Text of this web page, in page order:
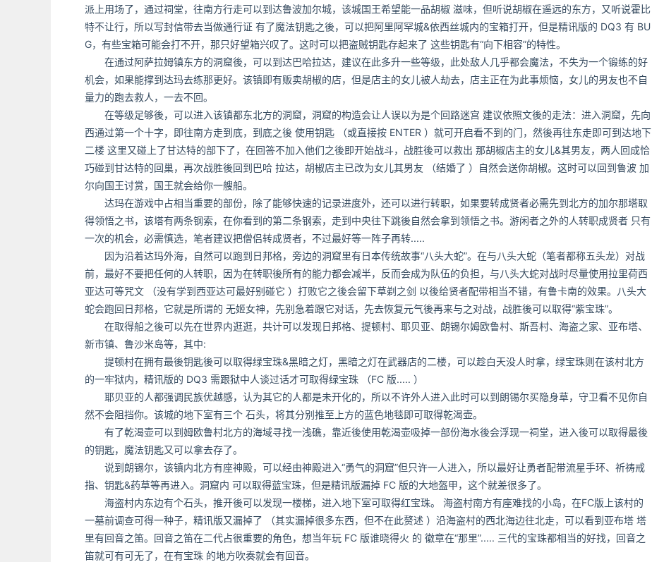
派上用场了，通过祠堂，往南方行走可以到达鲁波加尔城，该城国王希望能一品胡椒 滋味，但听说胡椒在遥远的东方，又听说霍比
特不让行，所以写封信带去当做通行证 有了魔法钥匙之後，可以把阿里阿罕城&依西丝城内的宝箱打开，但是精讯版的 DQ3 有 BU
G，有些宝箱可能会打不开，那只好望箱兴叹了。这时可以把盗贼钥匙存起来了 这些钥匙有“向下相容”的特性。
在通过阿萨拉姆镇东方的洞窟後，可以到达巴哈拉达，建议在此多升一些等级，此处敌人几乎都会魔法，不失为一个锻练的好
机会，如果能撑到达玛去练那更好。该镇即有贩卖胡椒的店，但是店主的女儿被人劫去，店主正在为此事烦恼，女儿的男友也不自
量力的跑去救人，一去不回。
在等级足够後，可以进入该镇都东北方的洞窟，洞窟的构造会让人误以为是个回路迷宫 建议依照文後的走法：进入洞窟，先向
西通过第一个十字，即往南方走到底，到底之後 使用钥匙 （或直接按 ENTER ）就可开启看不到的门，然後再往东走即可到达地下
二楼 这里又碰上了甘达特的部下了，在回答不加入他们之後即开始战斗，战胜後可以救出 那胡椒店主的女儿&其男友，两人回成恰
巧碰到甘达特的回巢，再次战胜後回到巴哈 拉达，胡椒店主已改为女儿其男友 （结婚了 ）自然会送你胡椒。这时可以回到鲁波 加
尔向国王讨赏，国王就会给你一艘船。
达玛在游戏中占相当重要的部份，除了能够快速的记录进度外，还可以进行转职，如果要转成贤者必需先到北方的加尔那塔取
得领悟之书，该塔有两条钢索，在你看到的第二条钢索，走到中央往下跳後自然会拿到领悟之书。游闲者之外的人转职成贤者 只有
一次的机会，必需慎选，笔者建议把僧侣转成贤者，不过最好等一阵子再转.....
因为沿着达玛外海，自然可以跑到日邦格，旁边的洞窟里有日本传统故事“八头大蛇”。在与八头大蛇（笔者都称五头龙）对战
前，最好不要把任何的人转职，因为在转职後所有的能力都会减半，反而会成为队伍的负担，与八头大蛇对战时尽量使用拉里荷西
亚达可等咒文 （没有学到西亚达可最好别碰它 ）打败它之後会留下草剃之剑 以後给贤者配带相当不错，有鲁卡南的效果。八头大
蛇会跑回日邦格，它就是所谓的 无姬女神，先别急着跟它对话，先去恢复元气後再来与之对战，战胜後可以取得“紫宝珠”。
在取得船之後可以先在世界内逛逛，共计可以发现日邦格、提顿村、耶贝亚、朗锡尔姆欧鲁村、斯吾村、海盗之家、亚布塔、
新市镇、鲁沙米岛等，其中:
提顿村在拥有最後钥匙後可以取得绿宝珠&黑暗之灯，黑暗之灯在武器店的二楼，可以趁白天没人时拿，绿宝珠则在该村北方
的一牢狱内，精讯版的 DQ3 需跟狱中人谈过话才可取得绿宝珠 （FC 版..... ）
耶贝亚的人都强调民族优越感，认为其它的人都是未开化的，所以不许外人进入此时可以到朗锡尔买隐身草，守卫看不见你自
然不会阻挡你。该城的地下室有三个 石头，将其分别推至上方的蓝色地毯即可取得乾渴壶。
有了乾渴壶可以到姆欧鲁村北方的海域寻找一浅礁，靠近後使用乾渴壶吸掉一部份海水後会浮现一祠堂，进入後可以取得最後
的钥匙，魔法钥匙又可以拿去存了。
说到朗锡尔，该镇内北方有座神殿，可以经由神殿进入“勇气的洞窟”但只许一人进入，所以最好让勇者配带流星手环、祈祷戒
指、钥匙&药草等再进入。洞窟内 可以取得蓝宝珠，但是精讯版漏掉 FC 版的大地盔甲，这个就差很多了。
海盗村内东边有个石头，推开後可以发现一楼梯，进入地下室可取得红宝珠。 海盗村南方有座难找的小岛，在FC版上该村的
一墓前调查可得一种子，精讯版又漏掉了 （其实漏掉很多东西，但不在此赘述 ）沿海盗村的西北海边往北走，可以看到亚布塔 塔
里有回音之笛。回音之笛在二代占很重要的角色，想当年玩 FC 版谁晓得火 的 徽章在“那里”..... 三代的宝珠都相当的好找，回音之
笛就可有可无了，在有宝珠 的地方吹奏就会有回音。